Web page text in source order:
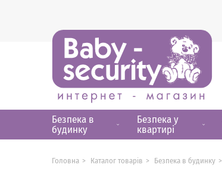
Безпека в
будинку
Безпека у
квартирі
Головна Каталог товарів Безпека в будинку